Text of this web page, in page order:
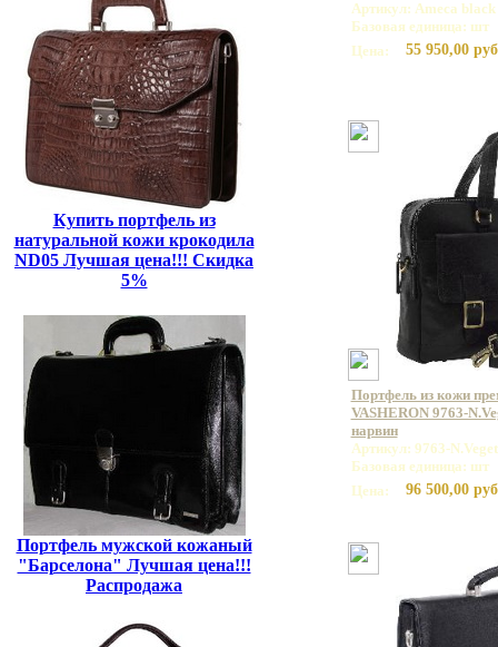
Купить портфель из
натуральной кожи крокодила
ND05 Лучшая цена!!! Скидка
5%
Портфель мужской кожаный
"Барселона" Лучшая цена!!!
Распродажа
Артикул: Ameca black
Базовая единица: шт
Цена:
55 950,00
Портфель из кожи
VASHERON 9763-
нарвин
Артикул: 9763-
Базовая единица: шт
Цена:
96 500,00